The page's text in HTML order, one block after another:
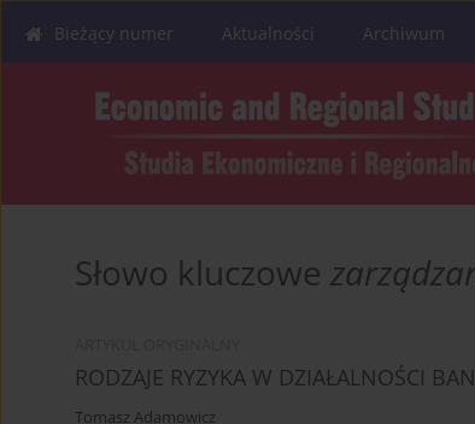
Bieżący numer Aktualności Archiwum
Słowo kluczowe
RODZAJE RYZYKA W DZIAŁALNOŚCI
Tomasz Adamowicz